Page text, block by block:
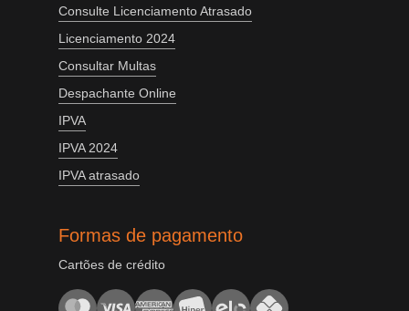
Consulte Licenciamento Atrasado
Licenciamento 2024
Consultar Multas
Despachante Online
IPVA
IPVA 2024
IPVA atrasado
Formas de pagamento
Cartões de crédito